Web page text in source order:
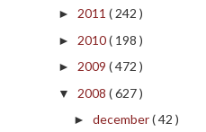
► 2011 ( 242 )
► 2010( 198 )
► 2009 ( 472 )
▼ 2008 ( 627 )
► december( 42 )